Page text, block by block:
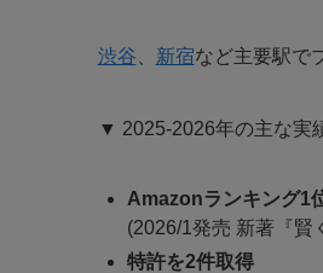
渋谷 新宿など主要駅で
▼ 2025-2026年の主な実
Amazonランキング1
(2026/1発売 新著『賢
特許を2件取得